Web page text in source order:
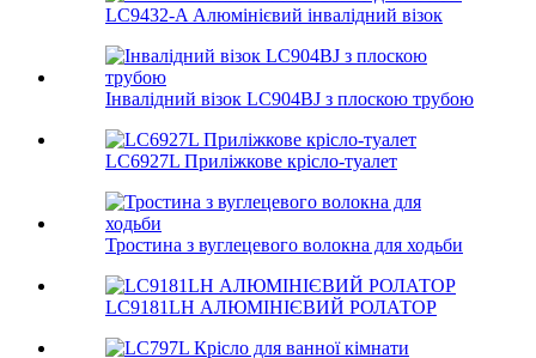
LC9432-A Алюмінієвий інвалідний візок
Інвалідний візок LC904BJ з плоскою трубою
LC6927L Приліжкове крісло-туалет
Тростина з вуглецевого волокна для ходьби
LC9181LH АЛЮМІНІЄВИЙ РОЛАТОР